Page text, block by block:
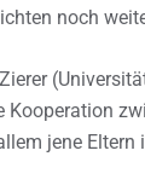
noch
Kooperation
jene